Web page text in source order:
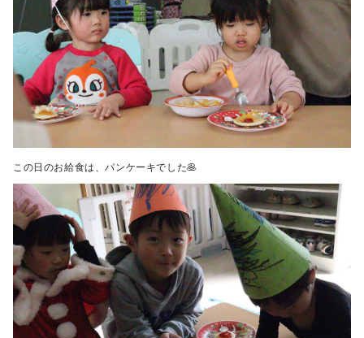
この日のお給食は、パンケーキでした🥞